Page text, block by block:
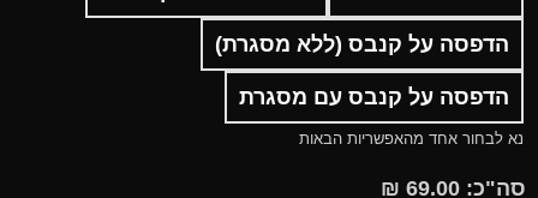
הדפסה על קנבס (ללא מסגרת)
הדפסה על קנבס עם מסגרת
נא לבחור אחד מהאפשריות הבאות
סה"כ: 69.00
₪